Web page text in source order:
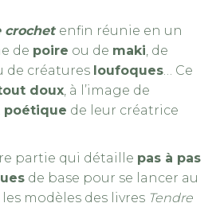
crochet enfin réunie en un
de poire ou de maki , de
de créatures loufoques … Ce
doux , à l’image de
poétique de leur créatrice
partie qui détaille pas à pas
de base pour se lancer au
modèles des livres Tendre